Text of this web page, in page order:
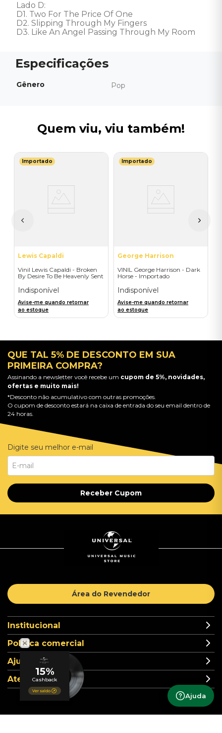
Ajuda
Lado D:
D1. Two For The Price Of One
D2. Slipping Through My Fingers
D3. Like An Angel Passing Through My Room
Gênero Pop
Quem viu, viu também!
Importado
Lewis Capaldi
Vinil Lewis Capaldi - Broken
By Desire To Be Heavenly Sent
Indisponível
Avise-me quando retornar
ao estoque
Importado
George Harrison
VINIL George Harrison - Dark
Horse - Importado
Indisponível
Avise-me quando retornar
ao estoque
QUE TAL 5% DE DESCONTO EM SUA
PRIMEIRA COMPRA?
Assinando a newsletter você recebe um cupom de 5%, novidades,
ofertas e muito mais!
*Desconto não acumulativo com outras promoções.
O cupom de desconto estará na caixa de entrada do seu email dentro de
24 horas.
Digite seu melhor e-mail
Receber Cupom
Área do Revendedor
Institucional
Política comercial
Ajuda
Atendimento